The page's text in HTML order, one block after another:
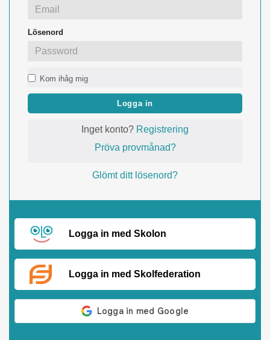
Lösenord
Kom ihåg mig
Logga in
Inget konto? Registrering
Pröva provmånad?
Glömt ditt lösenord?
Logga in med Skolon
Logga in med Skolfederation